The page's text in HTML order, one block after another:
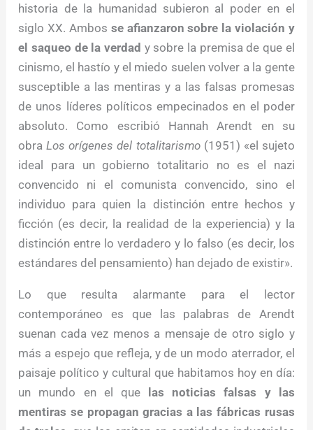
historia de la humanidad subieron al poder en el
siglo XX. Ambos se afianzaron sobre la violación y
el saqueo de la verdad y sobre la premisa de que el
cinismo, el hastío y el miedo suelen volver a la gente
susceptible a las mentiras y a las falsas promesas
de unos líderes políticos empecinados en el poder
absoluto. Como escribió Hannah Arendt en su
obraLos orígenes del totalitarismo(1951) «el sujeto
ideal para un gobierno totalitario no es el nazi
convencido ni el comunista convencido, sino el
individuo para quien la distinción entre hechos y
ficción (es decir, la realidad de la experiencia) y la
distinción entre lo verdadero y lo falso (es decir, los
estándares del pensamiento) han dejado de existir».
Lo que resulta alarmante para el lector
contemporáneo es que las palabras de Arendt
suenan cada vez menos a mensaje de otro siglo y
más a espejo que refleja, y de un modo aterrador, el
paisaje político y cultural que habitamos hoy en día:
un mundo en el que las noticias falsas y las
mentiras se propagan gracias a las fábricas rusas